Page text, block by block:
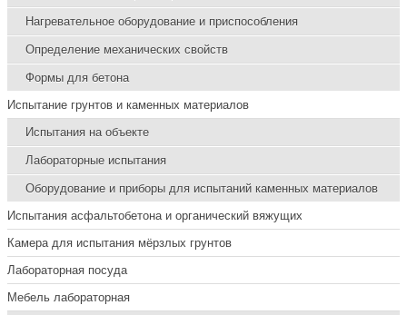
Нагревательное оборудование и приспособления
Определение механических свойств
Формы для бетона
Испытание грунтов и каменных материалов
Испытания на объекте
Лабораторные испытания
Оборудование и приборы для испытаний каменных материалов
Испытания асфальтобетона и органический вяжущих
Камера для испытания мёрзлых грунтов
Лабораторная посуда
Мебель лабораторная